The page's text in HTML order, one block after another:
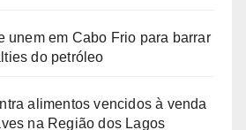
unem em Cabo Frio para barrar
do petróleo
alimentos vencidos à venda
na Região dos Lagos